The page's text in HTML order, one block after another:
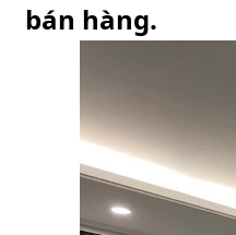
bán hàng.